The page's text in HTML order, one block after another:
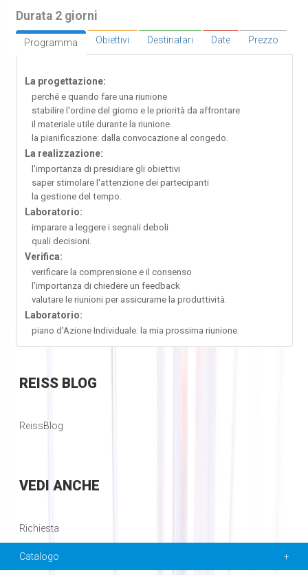
Durata 2 giorni
Programma Obiettivi Destinatari Date Prezzo
La progettazione:
perché e quando fare una riunione
stabilire l'ordine del giorno e le priorità da affrontare
il materiale utile durante la riunione
la pianificazione: dalla convocazione al congedo.
La realizzazione:
l'importanza di presidiare gli obiettivi
saper stimolare l'attenzione dei partecipanti
la gestione del tempo.
Laboratorio:
imparare a leggere i segnali deboli
quali decisioni.
Verifica:
verificare la comprensione e il consenso
l'importanza di chiedere un feedback
valutare le riunioni per assicurarne la produttività.
Laboratorio:
piano d'Azione Individuale: la mia prossima riunione.
REISSBLOG
ReissBlog
VEDI ANCHE
Richiesta
Catalogo